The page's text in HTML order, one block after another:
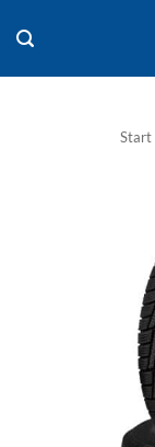
Inhalt
springen
Start